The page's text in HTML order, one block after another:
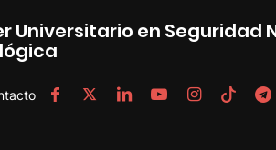
Universitario en Seguridad